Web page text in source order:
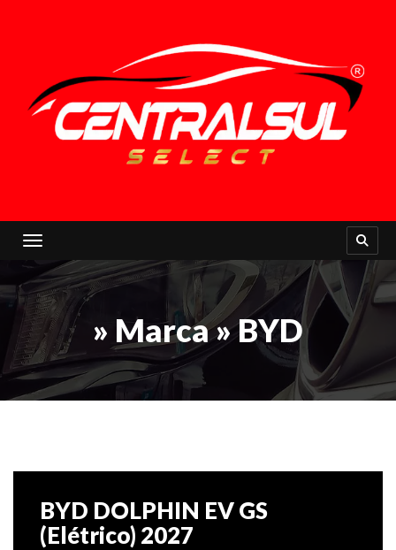
Toggle navigation
» Marca » BYD
BYD DOLPHIN EV GS
(Elétrico) 2027